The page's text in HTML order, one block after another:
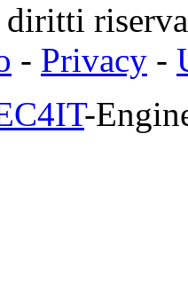
- Privacy -
-